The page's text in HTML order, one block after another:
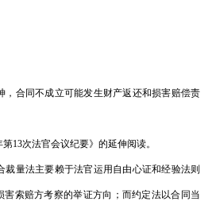
，合同不成立可能发生财产返还和损害赔偿责
13次法官会议纪要》的延伸阅读。
裁量法主要赖于法官运用自由心证和经验法则
索赔方考察的举证方向；而约定法以合同当